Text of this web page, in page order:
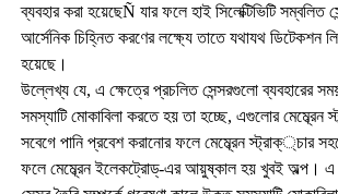
ব্যবহার করা হয়েছেÑ যার ফলে হাই সিলেক্টিভিটি সম্বলিত
আর্সেনিক চিহ্নিত করণের লক্ষ্যে তাতে যথাযথ ডিটেকশন
হয়েছে।
উল্লেখ্য যে, এ ক্ষেত্রে প্রচলিত সেন্সরগুলো ব্যবহারের
সমস্যাটি মোকাবিলা করতে হয় তা হচ্ছে, এগুলোর মেম্ব্রেন
সবেগে পানি প্রবেশ করানোর ফলে মেম্ব্রেন স্ট্রাক্্চার
ফলে মেম্ব্রেন ইলেকট্রোড্-এর আয়ুষ্কাল হয় খুবই অল্প। এ